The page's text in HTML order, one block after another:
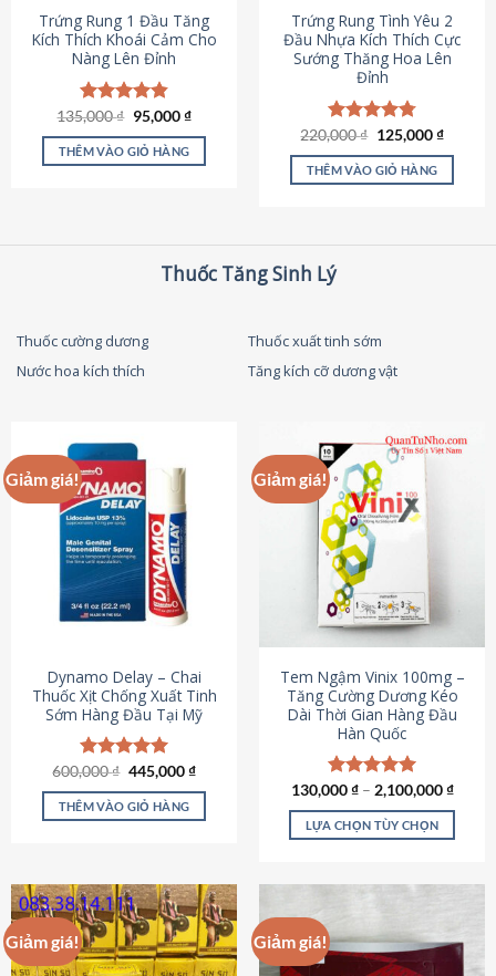
được
chọn
trên
trang
sản
phẩm
Trứng Rung 1 Đầu Tăng
Kích Thích Khoái Cảm Cho
Nàng Lên Đỉnh
Được xếp
hạng4.87
5 sao
135,000₫ Giá
gốc
là:
135,000 ₫.
95,000₫Giá
tại
THÊM VÀO GIỎ HÀNG
Trứng Rung Tình Yêu 2
Đầu Nhựa Kích Thích Cực
Sướng Thăng Hoa Lên
Đỉnh
Được xếp
hạng4.79
5 sao
220,000₫ Giá
là:
220,000 ₫.
125,000₫Giá
tại
THÊM VÀO GIỎ HÀNG
Thuốc Tăng Sinh Lý
Thuốc cường dương
Thuốc xuất tinh sớm
Nước hoa kích thích
Tăng kích cỡ dương vật
Giảm giá!
Dynamo Delay – Chai
Thuốc Xịt Chống Xuất Tinh
Sớm Hàng Đầu Tại Mỹ
Được xếp
hạng5.00
5 sao
600,000₫ Giá
là:
600,000 ₫.
445,000₫Giá
tại
THÊM VÀO GIỎ HÀNG
Giảm giá!
Tem Ngậm Vinix 100mg –
Tăng Cường Dương Kéo
Dài Thời Gian Hàng Đầu
Hàn Quốc
Được xếp
hạng5.00
5 sao
130,000₫– 2,100,000₫
LỰA CHỌN TÙY CHỌN
nhiều
biến
Giảm giá! Giảm giá!